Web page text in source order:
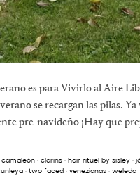
es para Vivirlo al Aire
se recargan las pilas.
pre-navideño ¡Hay que
camaleón · clarins · hair rituel by sisley ·
· two faced· venezianas· weleda